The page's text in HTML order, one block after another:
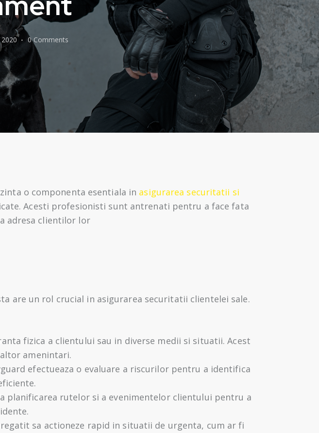
0 Comments
o componenta esentiala in asigurarea securitatii si
Acesti profesionisti sunt antrenati pentru a face fata
adresa clientilor lor
are un rol crucial in asigurarea securitatii clientelei sale.
fizica a clientului sau in diverse medii si situatii. Acest
amenintari.
efectueaza o evaluare a riscurilor pentru a identifica
planificarea rutelor si a evenimentelor clientului pentru a
sa actioneze rapid in situatii de urgenta, cum ar fi